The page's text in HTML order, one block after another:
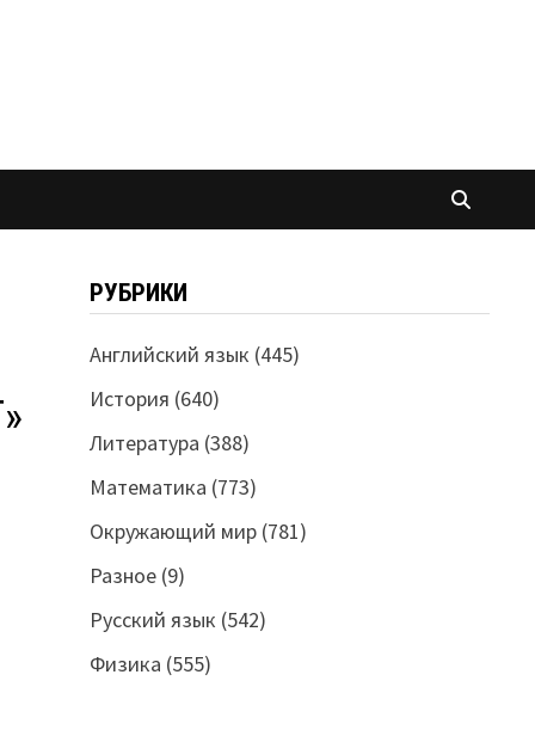
РУБРИКИ
Английский язык (445)
История (640)
Литература (388)
Математика (773)
Окружающий мир(781)
Разное(9)
Русский язык (542)
Физика (555)